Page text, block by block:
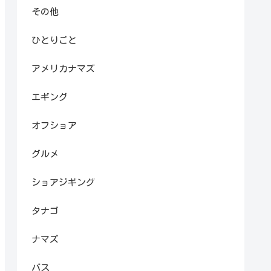
その他
ひとりごと
アメリカナマズ
エギング
オフショア
グルメ
ショアジギング
タナゴ
ナマズ
バス